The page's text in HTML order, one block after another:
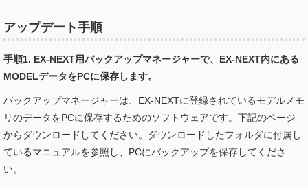
アップデート手順
手順1. EX-NEXT用バックアップマネージャーで、EX-NEXT内にある
MODELデータをPCに保存します。
バックアップマネージャーは、EX-NEXTに登録されているモデルメモ
リのデータをPCに保存するためのソフトウェアです。下記のページ
からダウンロードしてください。ダウンロードしたフォルダに付属し
ているマニュアルを参照し、PCにバックアップを保存してくださ
い。